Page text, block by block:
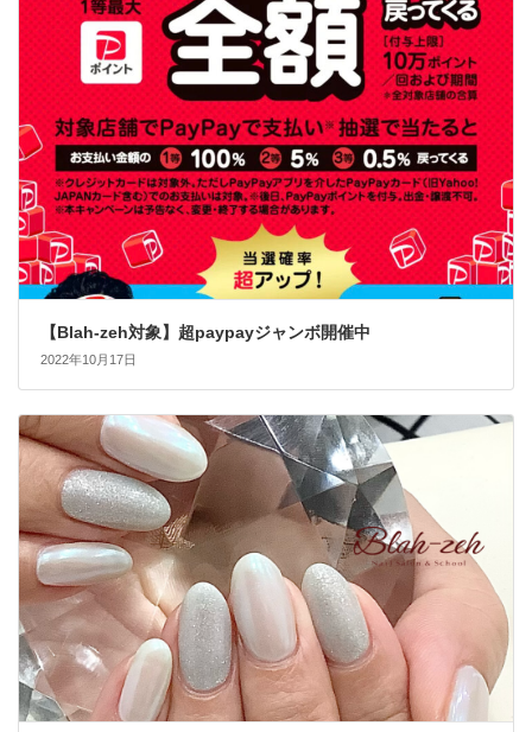
【Blah-zeh対象】超paypayジャンボ開催中
2022年10月17日